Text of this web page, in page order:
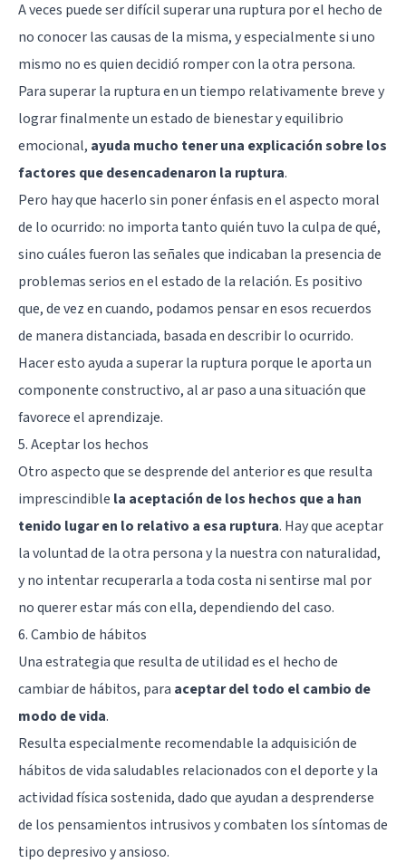
A veces puede ser difícil superar una ruptura por el hecho de
no conocer las causas de la misma, y especialmente si uno
mismo no es quien decidió romper con la otra persona.
Para superar la ruptura en un tiempo relativamente breve y
lograr finalmente un estado de bienestar y equilibrio
emocional, ayuda mucho tener una explicación sobre los
factores que desencadenaron la ruptura.
Pero hay que hacerlo sin poner énfasis en el aspecto moral
de lo ocurrido: no importa tanto quién tuvo la culpa de qué,
sino cuáles fueron las señales que indicaban la presencia de
problemas serios en el estado de la relación. Es positivo
que, de vez en cuando, podamos pensar en esos recuerdos
de manera distanciada, basada en describir lo ocurrido.
Hacer esto ayuda a superar la ruptura porque le aporta un
componente constructivo, al ar paso a una situación que
favorece el aprendizaje.
5. Aceptar los hechos
Otro aspecto que se desprende del anterior es que resulta
imprescindible la aceptación de los hechos que a han
tenido lugar en lo relativo a esa ruptura. Hay que aceptar
la voluntad de la otra persona y la nuestra con naturalidad,
y no intentar recuperarla a toda costa ni sentirse mal por
no querer estar más con ella, dependiendo del caso.
6. Cambio de hábitos
Una estrategia que resulta de utilidad es el hecho de
cambiar de hábitos, para aceptar del todo el cambio de
modo de vida.
Resulta especialmente recomendable la adquisición de
hábitos de vida saludables relacionados con el deporte y la
actividad física sostenida, dado que ayudan a desprenderse
de los pensamientos intrusivos y combaten los síntomas de
tipo depresivo y ansioso.